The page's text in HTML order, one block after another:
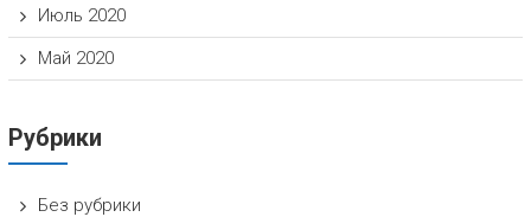
Июль 2020
Май 2020
Рубрики
Без рубрики